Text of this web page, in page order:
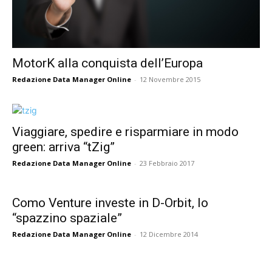
MotorK alla conquista dell’Europa
Redazione Data Manager Online - 12 Novembre 2015
Viaggiare, spedire e risparmiare in modo
green: arriva “tZig”
Redazione Data Manager Online - 23 Febbraio 2017
Como Venture investe in D-Orbit, lo
“spazzino spaziale”
Redazione Data Manager Online - 12 Dicembre 2014